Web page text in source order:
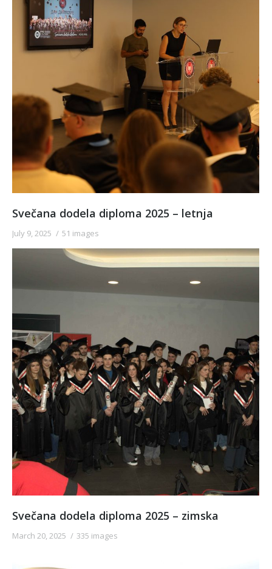
Svečana dodela diploma 2025 – letnja
July 9, 2025 51 images
Svečana dodela diploma 2025 – zimska
March 20, 2025 335 images